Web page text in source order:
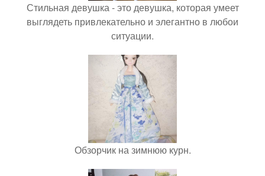
Стильная девушка - это девушка, которая умеет
выглядеть привлекательно и элегантно в любои
ситуации.
Обзорчик на зимнюю курн.